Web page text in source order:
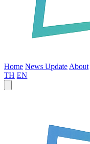
Home News Update About
TH EN